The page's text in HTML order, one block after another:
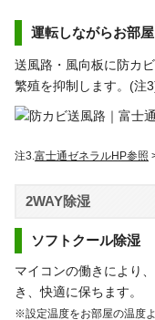
運転しながらお部
送風路・風向板に防カ
繁殖を抑制します。(注
注3. 富士通ゼネラルHP参照
2WAY除湿
ソフトクール除湿
マイコンの働きにより
き、快適に保ちます。
※設定温度をお部屋の温度